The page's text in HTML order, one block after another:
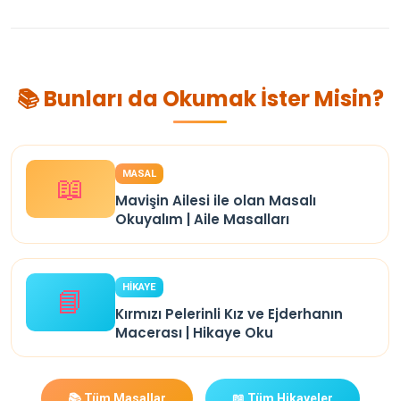
📚 Bunları da Okumak İster Misin?
📖 MASAL
Mavişin Ailesi ile olan Masalı
Okuyalım | Aile Masalları
📘 HİKAYE
Kırmızı Pelerinli Kız ve Ejderhanın
Macerası | Hikaye Oku